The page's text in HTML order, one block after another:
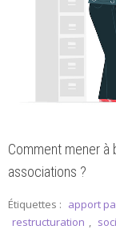
Comment mener à
associations ?
Étiquettes : apport
restructuration ,